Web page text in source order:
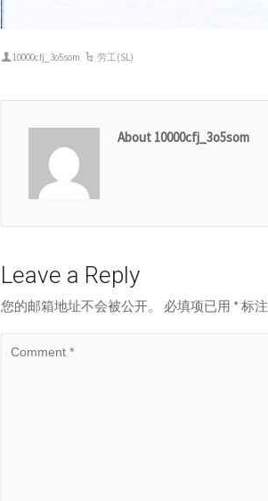
10000cfj_3o5som 劳工(SL)
About 10000cfj_3o5som
Leave a Reply
您的邮箱地址不会被公开。 必填项已用 *标注